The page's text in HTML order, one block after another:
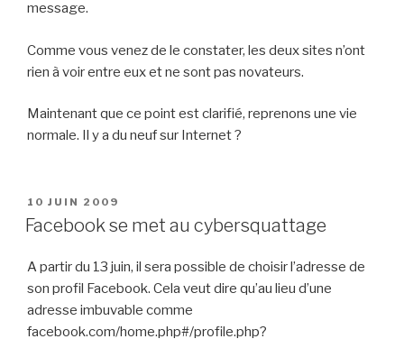
message.
Comme vous venez de le constater, les deux sites n’ont
rien à voir entre eux et ne sont pas novateurs.
Maintenant que ce point est clarifié, reprenons une vie
normale. Il y a du neuf sur Internet ?
PUBLIÉ
LE
10 JUIN 2009
Facebook se met au cybersquattage
A partir du 13 juin, il sera possible de choisir l’adresse de
son profil Facebook. Cela veut dire qu’au lieu d’une
adresse imbuvable comme
facebook.com/home.php#/profile.php?